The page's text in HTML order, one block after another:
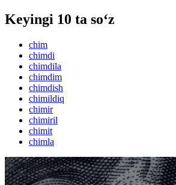
Keyingi 10 ta so‘z
chim
chimdi
chimdila
chimdim
chimdish
chimildiq
chimir
chimiril
chimit
chimla